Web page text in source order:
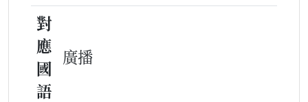
對
應
國
語
廣播